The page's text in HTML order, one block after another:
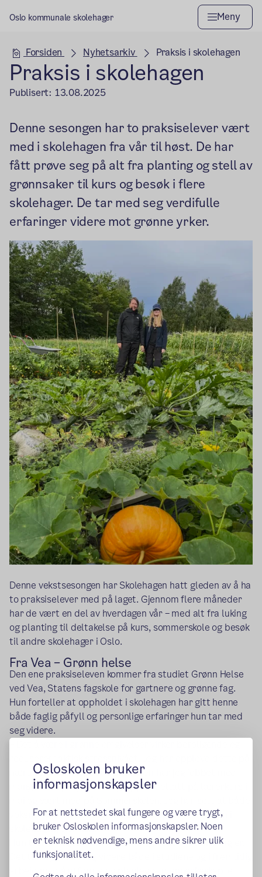
Osloskolen bruker
informasjonskapsler
For at nettstedet skal fungere og være trygt,
bruker Osloskolen informasjonskapsler. Noen
er teknisk nødvendige, mens andre sikrer ulik
funksjonalitet.
Oslo kommunale skolehager Meny
Hovedseksjon
Forsiden Nyhetsarkiv Praksis i skolehagen
Praksis i skolehagen
Publisert: 13.08.2025
Denne sesongen har to praksiselever vært
med i skolehagen fra vår til høst. De har
fått prøve seg på alt fra planting og stell av
grønnsaker til kurs og besøk i flere
skolehager. De tar med seg verdifulle
erfaringer videre mot grønne yrker.
Denne vekstsesongen har Skolehagen hatt gleden av å ha
to praksiselever med på laget. Gjennom flere måneder
har de vært en del av hverdagen vår – med alt fra luking
og planting til deltakelse på kurs, sommerskole og besøk
til andre skolehager i Oslo.
Fra Vea – Grønn helse
Den ene praksiseleven kommer fra studiet Grønn Helse
ved Vea, Statens fagskole for gartnere og grønne fag.
Hun forteller at oppholdet i skolehagen har gitt henne
både faglig påfyll og personlige erfaringer hun tar med
seg videre.
nært hold her. I løpet av praksisen har jeg jobbet med
mange forskjellige brukergrupper, deltatt på lærerkurs i
voksne og barn har stor glede av å oppleve naturen i
skolehagen, sier hun.
Hun trekker også frem hvor viktig brukermedvirkning er. –
Det tar jeg med meg videre både i studiene og i fremtidig
arbeid med å utforme og planlegge menneskeskapte